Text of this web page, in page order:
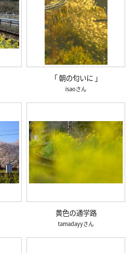
「 朝の匂いに 」
isao
黄色の通学路
tamadayy